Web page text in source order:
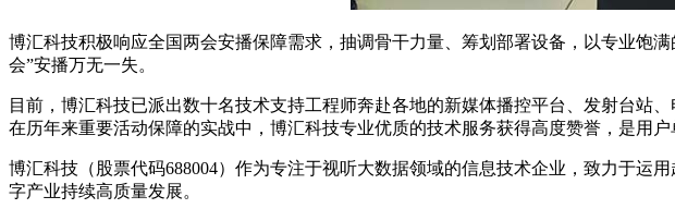
博汇科技积极响应全国两会安播保障需求，抽调骨干力量、筹划部署设备，以专业饱
会”安播万无一失。
目前，博汇科技已派出数十名技术支持工程师奔赴各地的新媒体播控平台、发射台站
在历年来重要活动保障的实战中，博汇科技专业优质的技术服务获得高度赞誉，是用户
博汇科技（股票代码688004）作为专注于视听大数据领域的信息技术企业，致力于运
字产业持续高质量发展。